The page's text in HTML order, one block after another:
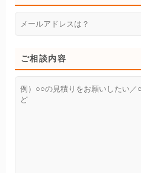
ご相談内容